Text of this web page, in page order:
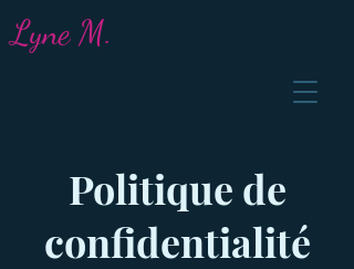
Lyne M.
Politique de
confidentialité